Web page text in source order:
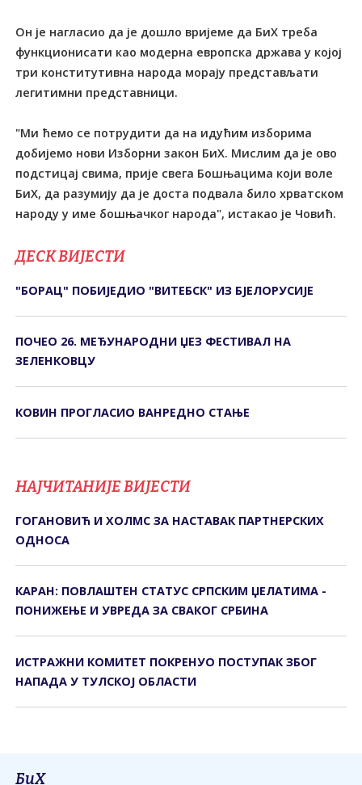
Он је нагласио да је дошло вријеме да БиХ треба
функционисати као модерна европска држава у којој
три конститутивна народа морају представљати
легитимни представници.
"Ми ћемо се потрудити да на идућим изборима
добијемо нови Изборни закон БиХ. Мислим да је ово
подстицај свима, прије свега Бошњацима који воле
БиХ, да разумију да је доста подвала било хрватском
народу у име бошњачког народа", истакао је Човић.
ДЕСК ВИЈЕСТИ
"БОРАЦ" ПОБИЈЕДИО "ВИТЕБСК" ИЗ БЈЕЛОРУСИЈЕ
ПОЧЕО 26. МЕЂУНАРОДНИ ЏЕЗ ФЕСТИВАЛ НА
ЗЕЛЕНКОВЦУ
КОВИН ПРОГЛАСИО ВАНРЕДНО СТАЊЕ
НАЈЧИТАНИЈЕ ВИЈЕСТИ
ГОГАНОВИЋ И ХОЛМС ЗА НАСТАВАК ПАРТНЕРСКИХ
ОДНОСА
КАРАН: ПОВЛАШТЕН СТАТУС СРПСКИМ ЏЕЛАТИМА -
ПОНИЖЕЊЕ И УВРЕДА ЗА СВАКОГ СРБИНА
ИСТРАЖНИ КОМИТЕТ ПОКРЕНУО ПОСТУПАК ЗБОГ
НАПАДА У ТУЛСКОЈ ОБЛАСТИ
БиХ